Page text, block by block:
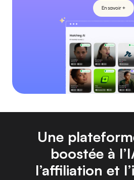
En savoir +
Une
boostée à
l’affiliation et